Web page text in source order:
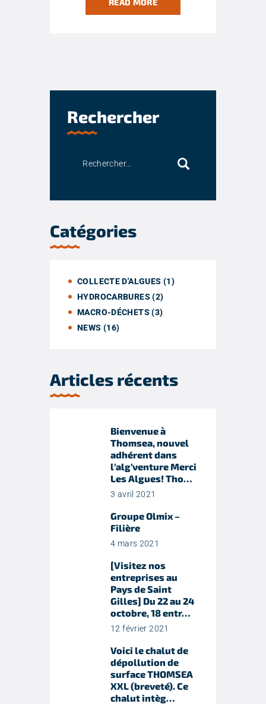
READ MORE
Rechercher
Catégories
COLLECTE D'ALGUES (1)
HYDROCARBURES(2)
MACRO-DÉCHETS(3)
NEWS (16)
Articles récents
Bienvenue à
Thomsea, nouvel
adhérent dans
l’alg’venture Merci
Les Algues! Tho…
3 avril 2021
Groupe Olmix –
Filière
4 mars 2021
[Visitez nos
entreprises au
Pays de Saint
Gilles] Du 22 au 24
octobre, 18 entr…
12 février 2021
Voici le chalut de
dépollution de
surface THOMSEA
XXL (breveté). Ce
chalut intèg…